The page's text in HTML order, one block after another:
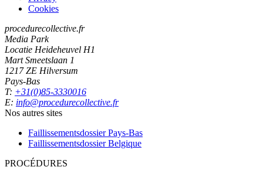
Cookies
procedurecollective.fr
Media Park
Locatie Heideheuvel H1
Mart Smeetslaan 1
1217 ZE Hilversum
Pays-Bas
T: +31(0)85-3330016
E: info@procedurecollective.fr
Nos autres sites
Faillissementsdossier Pays-Bas
Faillissementsdossier Belgique
PROCÉDURES